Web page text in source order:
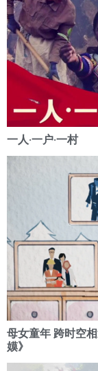
一人·一户·一村
母女童年 跨时空
嫫》